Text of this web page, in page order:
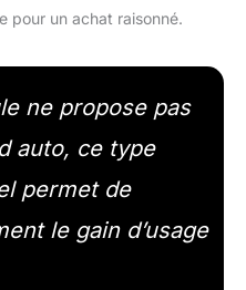
pour un achat raisonné.
ne propose pas
auto, ce type
permet de
le gain d’usage